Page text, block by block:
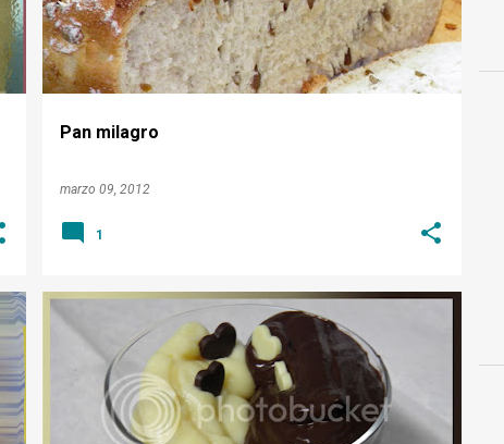
Pan milagro
marzo 09, 2012
1
CACAO DULCE NATILLAS POSTRE